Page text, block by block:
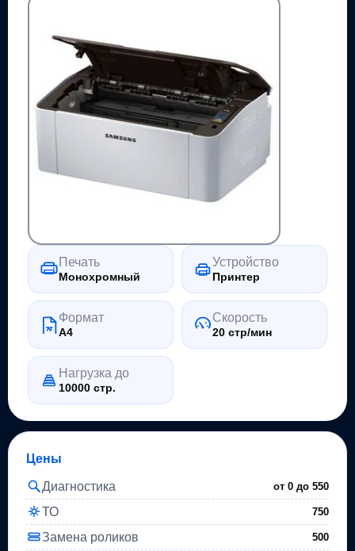
Печать
Монохромный
Устройство
Принтер
Формат
A4
Скорость
20 стр/мин
Нагрузка до
10000 стр.
Цены
Диагностика
от 0 до550
ТО 750
Замена роликов 500